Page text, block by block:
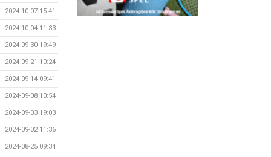
2024-10-07 15:41
2024-10-04 11:33
2024-09-30 19:49
2024-09-21 10:24
2024-09-14 09:41
2024-09-08 10:54
2024-09-03 19:03
2024-09-02 11:36
2024-08-25 09:34